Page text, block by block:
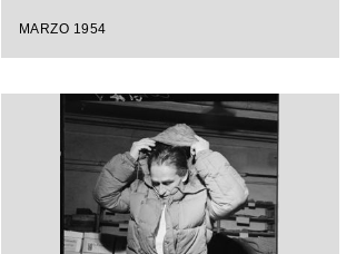
nel magazzino dove è
l'equipaggiamento per la
spedizione sul K2
MARZO 1954